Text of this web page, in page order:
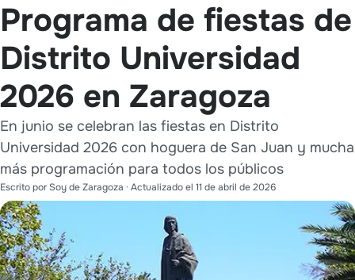
Programa de fiestas de
Distrito Universidad
2026 en Zaragoza
En junio se celebran las fiestas en Distrito
Universidad 2026 con hoguera de San Juan y mucha
más programación para todos los públicos
Escrito porSoy de Zaragoza · Actualizado el 11 de abril de 2026